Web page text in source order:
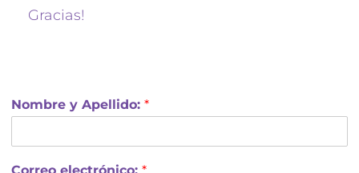
Gracias!
Nombre y Apellido: *